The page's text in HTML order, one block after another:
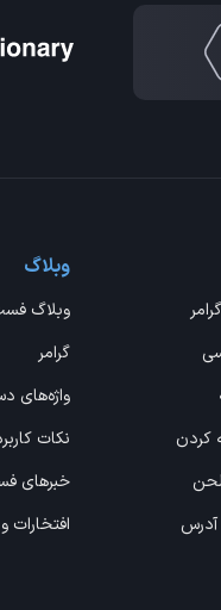
کردن
لحن
آدرس
وبلاگ
وبلاگ
گرامر
واژه‌های
نکات
خبرهای
افتخارات